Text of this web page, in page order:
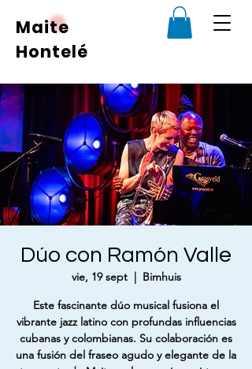
Maite
Hontelé
Dúo con Ramón Valle
vie, 19 sept
  |
Bimhuis
Este fascinante dúo musical fusiona el
vibrante jazz latino con profundas influencias
cubanas y colombianas. Su colaboración es
una fusión del fraseo agudo y elegante de la